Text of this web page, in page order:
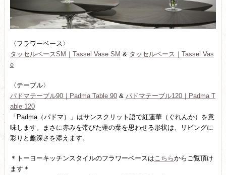
〈フラワーベース〉
タッセルベースSM｜Tassel Vase SM & タッセルベース｜Tassel Vas
e
〈テーブル〉
パドマテーブル90｜Padma Table 90 & パドマテーブル120｜Padma T
able 120
「Padma（パドマ）」はサンスクリット語で紅蓮華（ぐれんか）を意
味します。まさに赤みを帯びた蓮の葉を思わせる形状は、リビングに
彩りと趣深さを添えます。
＊トーヨーキッチンスタイルのフラワーベースはこちらからご覧頂け
ます＊